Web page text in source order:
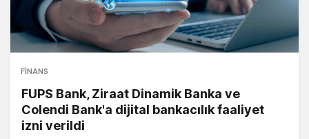
FINANS
FUPS Bank, Ziraat Dinamik Banka ve
Colendi Bank'a dijital bankacılık faaliyet
izni verildi